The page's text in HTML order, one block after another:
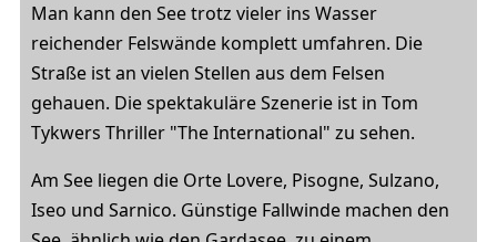
Man kann den See trotz vieler ins Wasser
reichender Felswände komplett umfahren. Die
Straße ist an vielen Stellen aus dem Felsen
gehauen. Die spektakuläre Szenerie ist in Tom
Tykwers Thriller "The International" zu sehen.
Am See liegen die Orte Lovere, Pisogne, Sulzano,
Iseo und Sarnico. Günstige Fallwinde machen den